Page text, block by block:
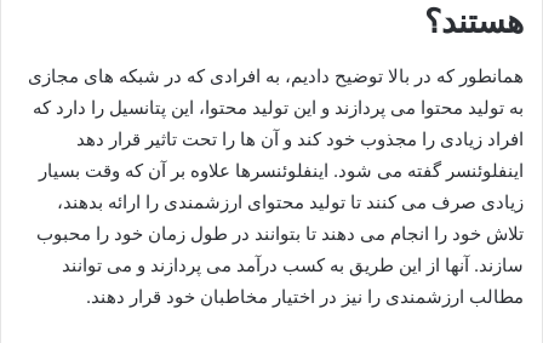
هستند؟
همانطور که در بالا توضیح دادیم، به افرادی که در شبکه های مجازی
به تولید محتوا می‌ پردازند و این تولید محتوا، این پتانسیل را دارد که
افراد زیادی را مجذوب خود کند و آن ها را تحت تاثیر قرار دهد
اینفلوئنسر گفته می‌ شود. اینفلوئنسرها علاوه بر آن که وقت بسیار
زیادی صرف می کنند تا تولید محتوای ارزشمندی را ارائه بدهند،
تلاش خود را انجام می دهند تا بتوانند در طول زمان خود را محبوب
سازند. آنها از این طریق به کسب درآمد می پردازند و می توانند
مطالب ارزشمندی را نیز در اختیار مخاطبان خود قرار دهند.